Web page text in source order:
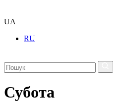
UA
RU
Субота